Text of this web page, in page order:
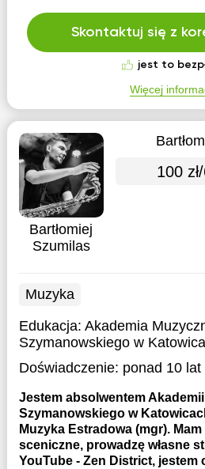
Skontaktuj się z
jest to
Więcej
Bartłomiej
Szumilas
100
Muzyka
Edukacja: Akademia
Szymanowskiego w
Doświadczenie: ponad 10 lat
Jestem absolwentem
Szymanowskiego w
Muzyka Estradowa (mgr).
sceniczne, prowadzę własne
YouTube - Zen District, jestem